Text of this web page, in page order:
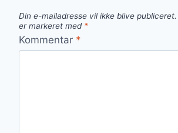
Din e-mailadresse vil ikke blive publiceret.
er markeret med *
Kommentar *